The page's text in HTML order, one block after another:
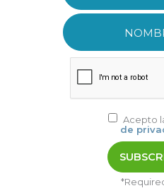
Acepto
de